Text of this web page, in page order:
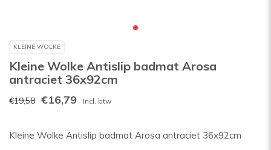
KLEINE WOLKE
Kleine Wolke Antislip badmat Arosa
antraciet 36x92cm
€19,58 €16,79 Incl. btw
Kleine Wolke Antislip badmat Arosa antraciet 36x92cm